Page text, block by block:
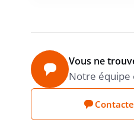
Vous ne
Notre équipe